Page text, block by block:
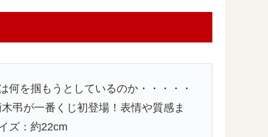
何を掴もうとしているのか・・・・・
弔が一番くじ初登場！表情や質感ま
ズ：約22cm